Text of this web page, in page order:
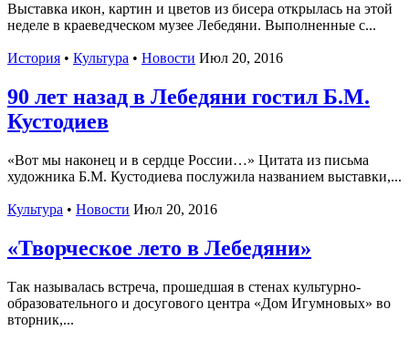
Выставка икон, картин и цветов из бисера открылась на этой
неделе в краеведческом музее Лебедяни. Выполненные с...
История • Культура • Новости Июл 20, 2016
90 лет назад в Лебедяни гостил Б.М.
Кустодиев
«Вот мы наконец и в сердце России…» Цитата из письма
художника Б.М. Кустодиева послужила названием выставки,...
Культура • Новости Июл 20, 2016
«Творческое лето в Лебедяни»
Так называлась встреча, прошедшая в стенах культурно-
образовательного и досугового центра «Дом Игумновых» во
вторник,...